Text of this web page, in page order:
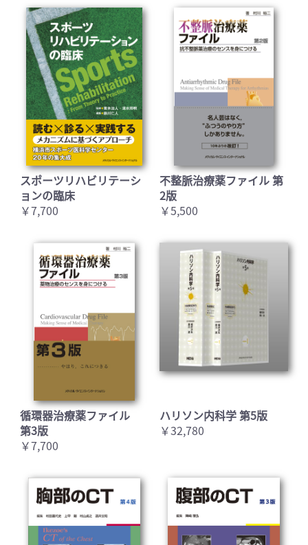
スポーツリハビリテーシ
ョンの臨床
￥7,700
不整脈治療薬ファイル 第
2版
￥5,500
循環器治療薬ファイル
第3版
￥7,700
ハリソン内科学 第5版
￥32,780